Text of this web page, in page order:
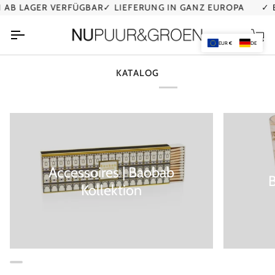
DirektLAGER VERFÜGBAR✓ LIEFERUNG IN GANZ EUROPA ✓
KATALOG
Accessoires | Baobab
Kollektion
EUR € DE